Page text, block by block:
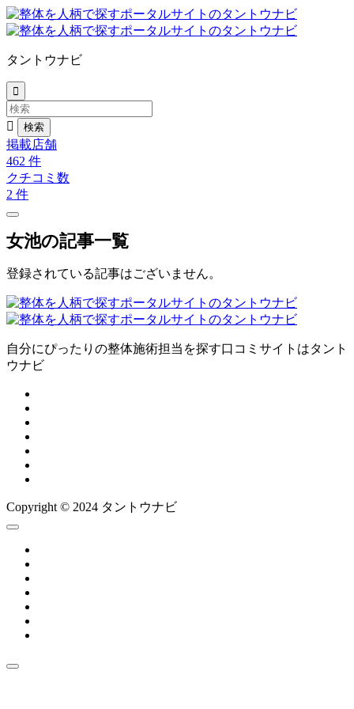
タントウナビ


掲載店舗
462 件
クチコミ数
2 件
女池の記事一覧
登録されている記事はございません。
自分にぴったりの整体施術担当を探す口コミサイトはタント
ウナビ
Copyright © 2024 タントウナビ